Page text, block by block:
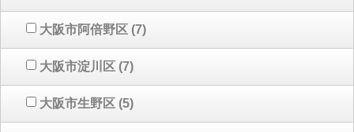
大阪市阿倍野区 (7)
大阪市淀川区 (7)
大阪市生野区 (5)